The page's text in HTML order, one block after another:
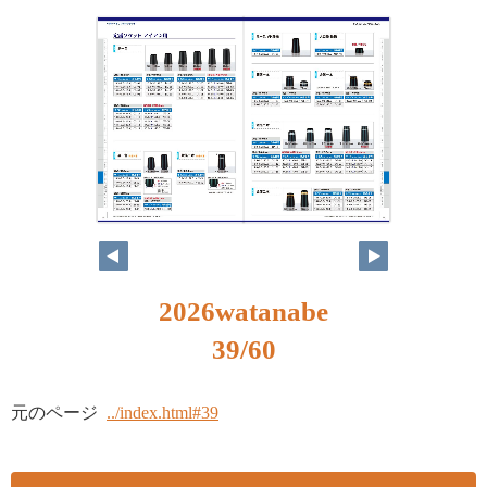
2026watanabe
39/60
元のページ ../index.html#39